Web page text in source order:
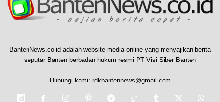
BantenNews.co.id adalah website media online yang menyajikan berita
seputar Banten berbadan hukum resmi PT Visi Siber Banten
Hubungi kami: rdkbantennews@gmail.com